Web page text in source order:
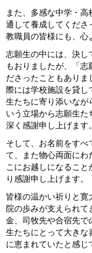
また、多感な中学・
通して養成してくださ
教職員の皆様にも、心
志願生の中には、決し
もおりましたが、「志
ださったこともあり
際には学校施設を貸
生たちに寄り添いなが
いう立場から志願生た
深く感謝申し上げます。
そして、お名前をすべ
て、また物心両面にわ
こにお越しになること
り感謝申し上げます。
皆様の温かい祈りと
院の歩みが支えられ
金、司牧先や合宿先で
生たちにとって大きな
に恵まれていたと感じ